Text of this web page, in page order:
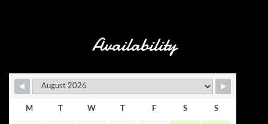
Availability
M T W T F S S